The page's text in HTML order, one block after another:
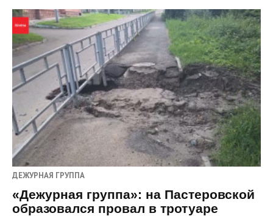
ДЕЖУРНАЯ ГРУППА
«Дежурная группа»: на Пастеровской
образовался провал в тротуаре